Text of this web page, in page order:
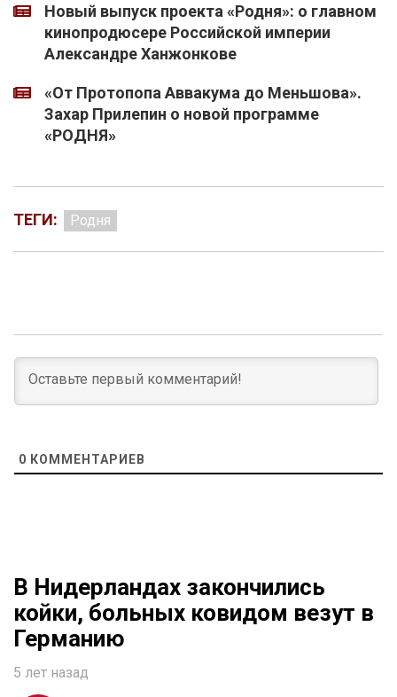
Новый выпуск проекта «Родня»: о главном
кинопродюсере Российской империи
Александре Ханжонкове
«От Протопопа Аввакума до Меньшова».
Захар Прилепин о новой программе
«РОДНЯ»
ТЕГИ: Родня
0 КОММЕНТАРИЕВ
В Нидерландах закончились
койки, больных ковидом везут в
Германию
5 лет назад